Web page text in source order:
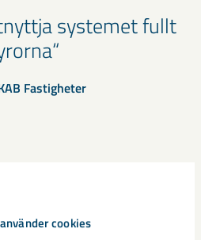
cookies
systemet fullt
Fastigheter